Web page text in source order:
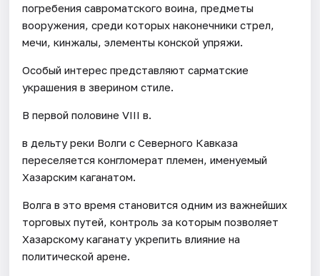
погребения савроматского воина, предметы
вооружения, среди которых наконечники стрел,
мечи, кинжалы, элементы конской упряжи.
Особый интерес представляют сарматские
украшения в зверином стиле.
В первой половине VIII в.
в дельту реки Волги с Северного Кавказа
переселяется конгломерат племен, именуемый
Хазарским каганатом.
Волга в это время становится одним из важнейших
торговых путей, контроль за которым позволяет
Хазарскому каганату укрепить влияние на
политической арене.